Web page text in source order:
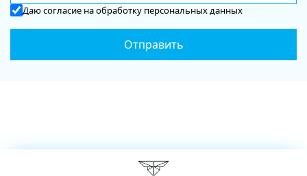
Даюсогласие на обработку персональных данных